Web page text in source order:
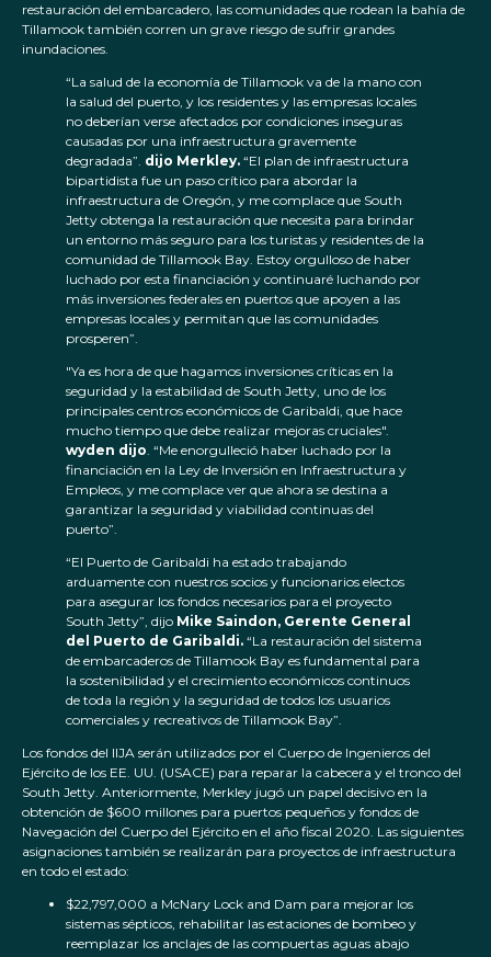
restauración del embarcadero, las comunidades que rodean la bahía de
Tillamook también corren un grave riesgo de sufrir grandes
inundaciones.
“La salud de la economía de Tillamook va de la mano con
la salud del puerto, y los residentes y las empresas locales
no deberían verse afectados por condiciones inseguras
causadas por una infraestructura gravemente
degradada”. dijo Merkley. “El plan de infraestructura
bipartidista fue un paso crítico para abordar la
infraestructura de Oregón, y me complace que South
Jetty obtenga la restauración que necesita para brindar
un entorno más seguro para los turistas y residentes de la
comunidad de Tillamook Bay. Estoy orgulloso de haber
luchado por esta financiación y continuaré luchando por
más inversiones federales en puertos que apoyen a las
empresas locales y permitan que las comunidades
prosperen”.
"Ya es hora de que hagamos inversiones críticas en la
seguridad y la estabilidad de South Jetty, uno de los
principales centros económicos de Garibaldi, que hace
mucho tiempo que debe realizar mejoras cruciales".
wyden dijo. “Me enorgulleció haber luchado por la
financiación en la Ley de Inversión en Infraestructura y
Empleos, y me complace ver que ahora se destina a
garantizar la seguridad y viabilidad continuas del
puerto”.
“El Puerto de Garibaldi ha estado trabajando
arduamente con nuestros socios y funcionarios electos
para asegurar los fondos necesarios para el proyecto
South Jetty”, dijo Mike Saindon, Gerente General
del Puerto de Garibaldi. “La restauración del sistema
de embarcaderos de Tillamook Bay es fundamental para
la sostenibilidad y el crecimiento económicos continuos
de toda la región y la seguridad de todos los usuarios
comerciales y recreativos de Tillamook Bay”.
Los fondos del IIJA serán utilizados por el Cuerpo de Ingenieros del
Ejército de los EE. UU. (USACE) para reparar la cabecera y el tronco del
South Jetty. Anteriormente, Merkley jugó un papel decisivo en la
obtención de $600 millones para puertos pequeños y fondos de
Navegación del Cuerpo del Ejército en el año fiscal 2020. Las siguientes
asignaciones también se realizarán para proyectos de infraestructura
en todo el estado:
$22,797,000 a McNary Lock and Dam para mejorar los
sistemas sépticos, rehabilitar las estaciones de bombeo y
reemplazar los anclajes de las compuertas aguas abajo